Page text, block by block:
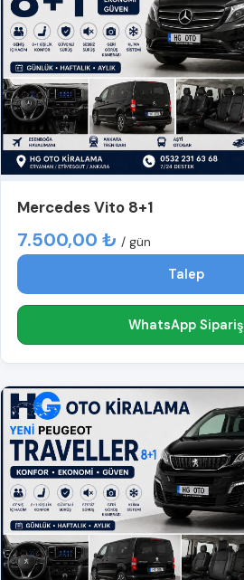
Mercedes Vito 8+1
7.500,00 ₺ / gün
Talep
WhatsApp Sipariş